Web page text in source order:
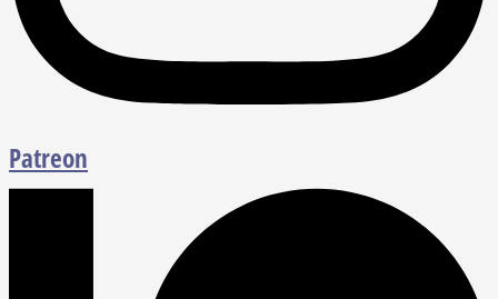
Patreon